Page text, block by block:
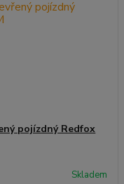
pojízdný Redfox
Skladem